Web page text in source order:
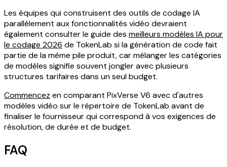
Les équipes qui construisent des outils de codage IA
parallèlement aux fonctionnalités vidéo devraient
également consulter le guide des meilleurs modèles IA pour
le codage 2026 de TokenLab si la génération de code fait
partie de la même pile produit, car mélanger les catégories
de modèles signifie souvent jongler avec plusieurs
structures tarifaires dans un seul budget.
Commencez en comparant PixVerse V6 avec d'autres
modèles vidéo sur le répertoire de TokenLab avant de
finaliser le fournisseur qui correspond à vos exigences de
résolution, de durée et de budget.
FAQ